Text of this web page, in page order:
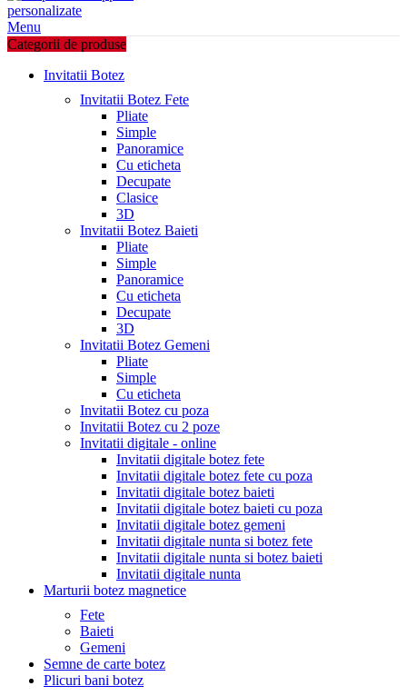
Menu
Categorii de produse
Invitatii Botez
Invitatii Botez Fete
Pliate
Simple
Panoramice
Cu eticheta
Decupate
Clasice
3D
Invitatii Botez Baieti
Pliate
Simple
Panoramice
Cu eticheta
Decupate
3D
Invitatii Botez Gemeni
Pliate
Simple
Cu eticheta
Invitatii Botez cu poza
Invitatii Botez cu 2 poze
Invitatii digitale - online
Invitatii digitale botez fete
Invitatii digitale botez fete cu poza
Invitatii digitale botez baieti
Invitatii digitale botez baieti cu poza
Invitatii digitale botez gemeni
Invitatii digitale nunta si botez fete
Invitatii digitale nunta si botez baieti
Invitatii digitale nunta
Marturii botez magnetice
Fete
Baieti
Gemeni
Semne de carte botez
Plicuri bani botez